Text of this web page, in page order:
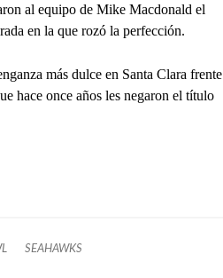
al equipo de Mike Macdonald el
en la que rozó la perfección.
más dulce en Santa Clara frente
hace once años les negaron el título
SEAHAWKS